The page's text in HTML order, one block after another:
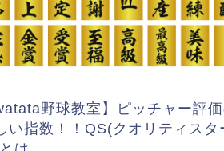
野球教室】ピッチャー評
い指数！！QS(クオリティスタ